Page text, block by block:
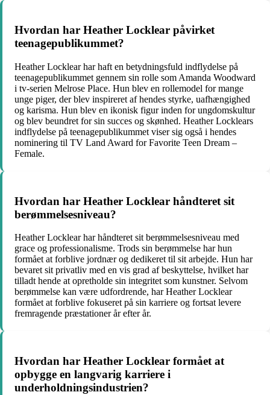
Hvordan har Heather Locklear påvirket
teenagepublikummet?
Heather Locklear har haft en betydningsfuld indflydelse på
teenagepublikummet gennem sin rolle som Amanda Woodward
i tv-serien Melrose Place. Hun blev en rollemodel for mange
unge piger, der blev inspireret af hendes styrke, uafhængighed
og karisma. Hun blev en ikonisk figur inden for ungdomskultur
og blev beundret for sin succes og skønhed. Heather Locklears
indflydelse på teenagepublikummet viser sig også i hendes
nominering til TV Land Award for Favorite Teen Dream –
Female.
Hvordan har Heather Locklear håndteret sit
berømmelsesniveau?
Heather Locklear har håndteret sit berømmelsesniveau med
grace og professionalisme. Trods sin berømmelse har hun
formået at forblive jordnær og dedikeret til sit arbejde. Hun har
bevaret sit privatliv med en vis grad af beskyttelse, hvilket har
tilladt hende at opretholde sin integritet som kunstner. Selvom
berømmelse kan være udfordrende, har Heather Locklear
formået at forblive fokuseret på sin karriere og fortsat levere
fremragende præstationer år efter år.
Hvordan har Heather Locklear formået at
opbygge en langvarig karriere i
underholdningsindustrien?